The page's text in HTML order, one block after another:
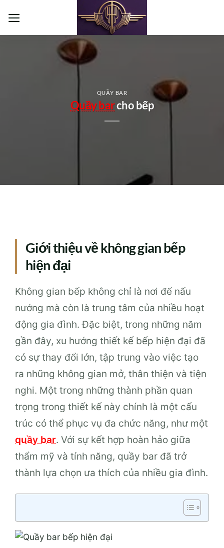
qua
QUẦY BAR
Quầy barcho bếp
Giới thiệu về không gian bếp
hiện đại
Không gian bếp không chỉ là nơi để nấu
nướng mà còn là trung tâm của nhiều hoạt
động gia đình. Đặc biệt, trong những năm
gần đây, xu hướng thiết kế bếp hiện đại đã
có sự thay đổi lớn, tập trung vào việc tạo
ra những không gian mở, thân thiện và tiện
nghi. Một trong những thành phần quan
trọng trong thiết kế này chính là một cấu
trúc có thể phục vụ đa chức năng, như một
quầy bar. Với sự kết hợp hoàn hảo giữa
thẩm mỹ và tính năng, quầy bar đã trở
thành lựa chọn ưa thích của nhiều gia đình.